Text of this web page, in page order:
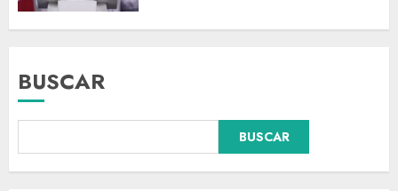
BUSCAR
BUSCAR
Dos demandas contra Bad